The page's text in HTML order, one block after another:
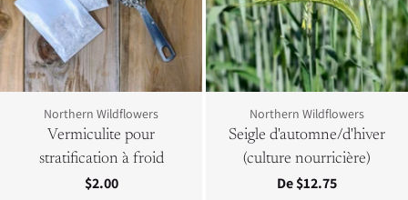
Northern Wildflowers
Vermiculite pour
stratification à froid
$2.00
Northern Wildflowers
Seigle d'automne/d'hiver
(culture nourricière)
De $12.75